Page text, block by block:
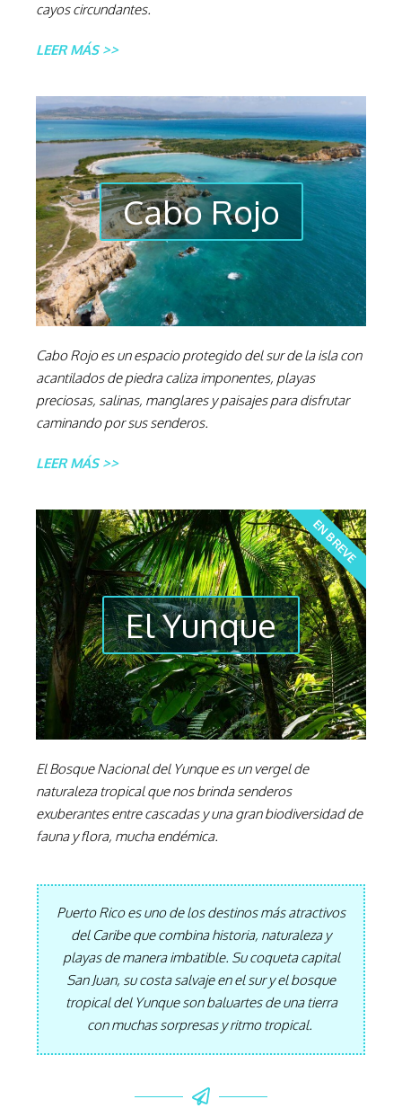
cayos circundantes.
LEER MÁS >>
Cabo Rojo
Cabo Rojo es un espacio protegido del sur de la isla con
acantilados de piedra caliza imponentes, playas
preciosas, salinas, manglares y paisajes para disfrutar
caminando por sus senderos.
LEER MÁS >>
El Yunque
EN BREVE
El Bosque Nacional del Yunque es un vergel de
naturaleza tropical que nos brinda senderos
exuberantes entre cascadas y una gran biodiversidad de
fauna y flora, mucha endémica.
Puerto Rico es uno de los destinos más atractivos
del Caribe que combina historia, naturaleza y
playas de manera imbatible. Su coqueta capital
San Juan, su costa salvaje en el sur y el bosque
tropical del Yunque son baluartes de una tierra
con muchas sorpresas y ritmo tropical.